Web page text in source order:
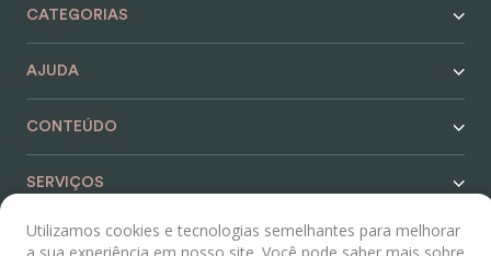
Utilizamos cookies e tecnologias semelhantes para melhorar
CATEGORIAS
AJUDA
CONTEÚDO
SERVIÇOS
REDES SOCIAIS